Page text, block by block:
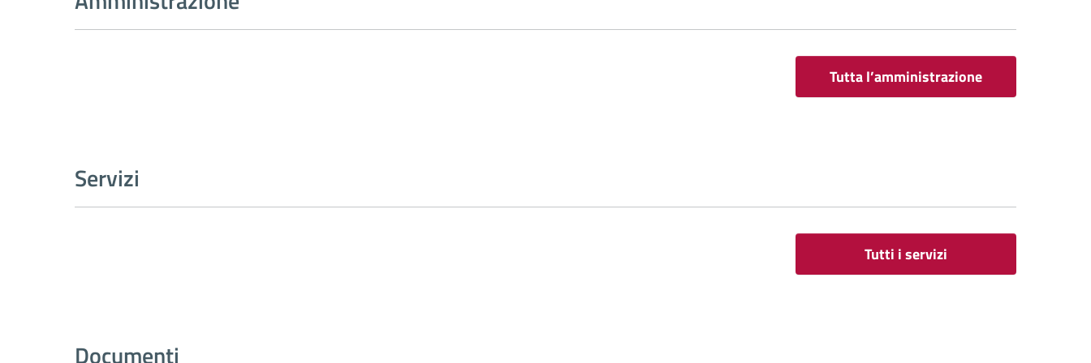
Tutta l’amministrazione
Servizi
Tutti i servizi
Documenti